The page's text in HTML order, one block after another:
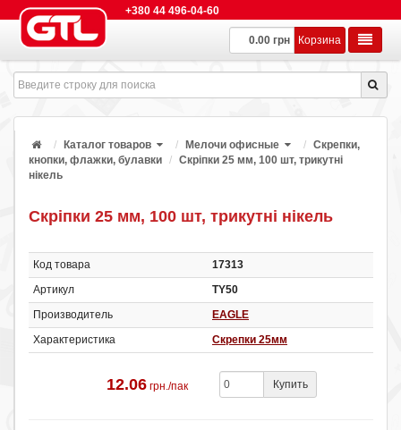
+380 44 496-04-60
0.00 грн Корзина
Каталог товаров Мелочи офисные
Скрепки,
кнопки, флажки, булавки
Скріпки 25 мм, 100 шт, трикутні
нікель
Скріпки 25 мм, 100 шт, трикутні нікель
Код товара
17313
Артикул
TY50
Производитель
EAGLE
Характеристика
Скрепки 25мм
12.06 грн./пак Купить